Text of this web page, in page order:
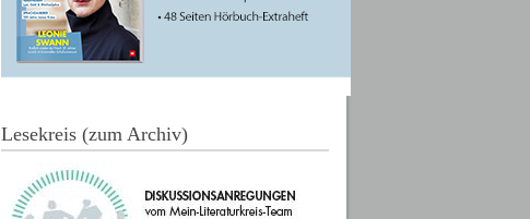
Lesekreis (zum Archiv)